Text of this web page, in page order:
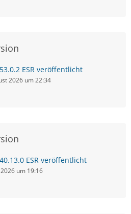
ESR veröffentlicht
2026 um 22:34
ESR veröffentlicht
2026 um 19:16